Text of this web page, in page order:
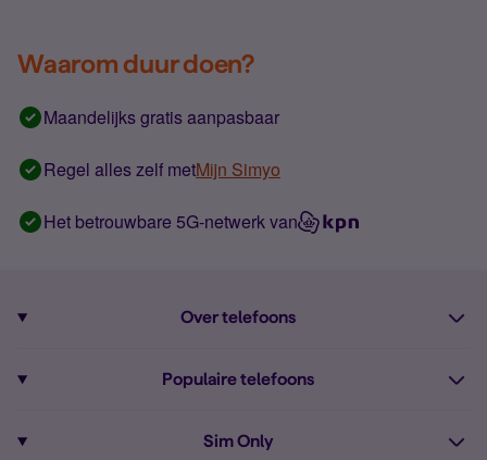
Waarom duur doen?
Maandelijks gratis aanpasbaar
Regel alles zelf metMijn Simyo
Het betrouwbare 5G-netwerk van
Over telefoons
Alle telefoons
Populaire telefoons
Sim Only